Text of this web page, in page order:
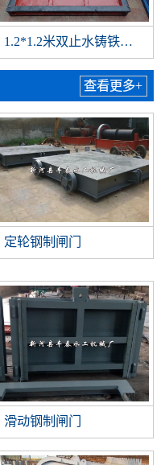
1.2*1.2米双止水铸铁闸门
查看更多+
定轮钢制闸门
滑动钢制闸门